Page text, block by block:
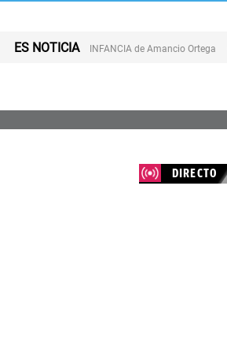
ES NOTICIA INFANCIA de Amancio Ortega
DIRECTO